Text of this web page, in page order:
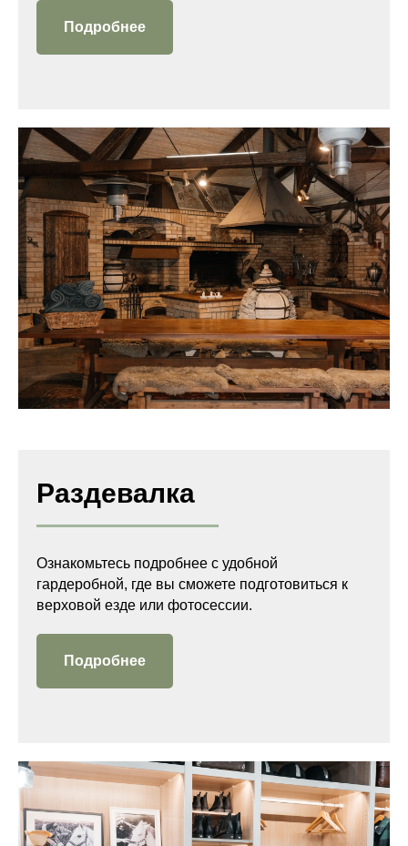
Подробнее
Раздевалка
Ознакомьтесь подробнее с удобной
гардеробной, где вы сможете подготовиться к
верховой езде или фотосессии.
Подробнее